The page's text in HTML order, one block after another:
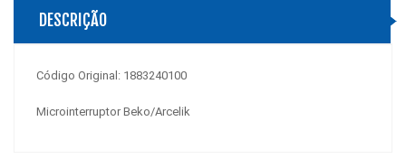
DESCRIÇÃO
Código Original: 1883240100
Microinterruptor Beko/Arcelik